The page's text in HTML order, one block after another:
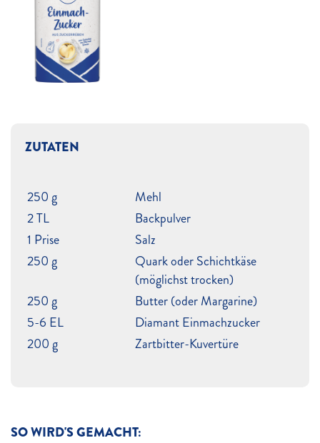
SO WIRD'S GEMACHT:
ZUTATEN
250 g
Mehl
2 TL
Backpulver
1 Prise
Salz
250 g
Quark oder Schichtkäse
(möglichst trocken)
250 g
Butter (oder Margarine)
5-6 EL
Diamant Einmachzucker
200 g
Zartbitter-Kuvertüre